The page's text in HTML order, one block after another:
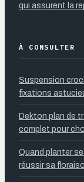
qui assurent la
À CONSULTER
Suspension
fixations
Dekton plan de
complet pour
Quand planter
réussir sa